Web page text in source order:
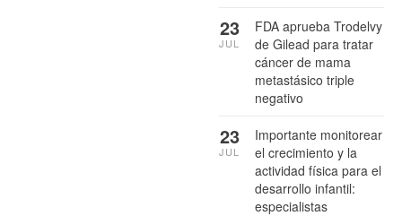
FDA aprueba Trodelvy
de Gilead para tratar
cáncer de mama
metastásico triple
negativo
23
JUL
Importante monitorear
el crecimiento y la
actividad física para el
desarrollo infantil:
especialistas
23
JUL